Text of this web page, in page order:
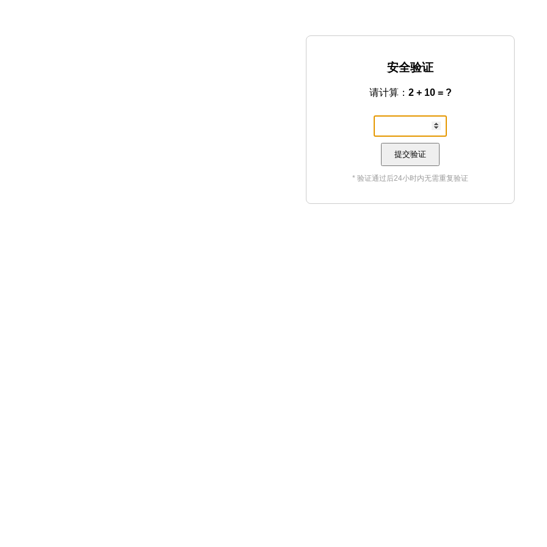
安全验证
请计算： 2 + 10 = ?
提交验证
* 验证通过后24小时内无需重复验证